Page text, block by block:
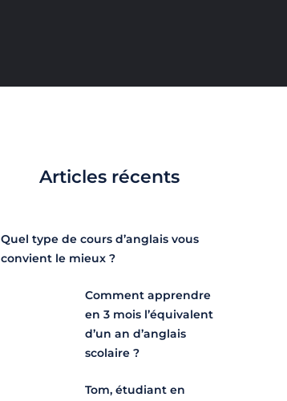
Articles récents
Quel type de cours d’anglais vous
convient le mieux ?
Comment apprendre
en 3 mois l’équivalent
d’un an d’anglais
scolaire ?
Tom, étudiant en